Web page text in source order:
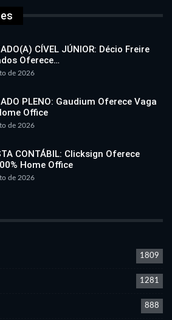
CÍVEL JÚNIOR: Décio Freire
Oferece…
de 2026
PLENO: Gaudium Oferece Vaga
Office
de 2026
CONTÁBIL: Clicksign Oferece
Home Office
de 2026
1809
1281
888